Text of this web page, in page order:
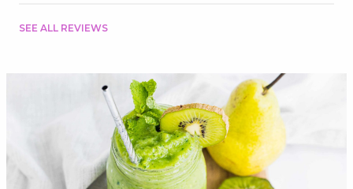
SEE ALL REVIEWS